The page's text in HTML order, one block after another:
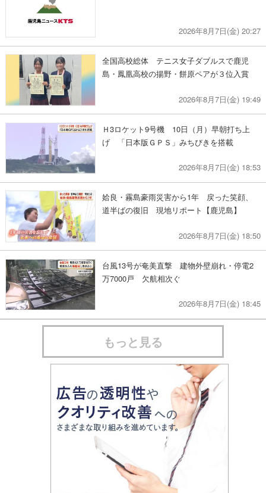
2026年8月7日(金) 20:27
全国高校総体 テニス女子ダブルスで鹿児
島・鳳凰高校の揚野・餅原ペアが３位入賞
2026年8月7日(金) 19:49
Ｈ3ロケット9号機 10日（月）早朝打ち上
げ 「日本版ＧＰＳ」みちびきを搭載
2026年8月7日(金) 18:53
姶良・霧島豪雨災害から1年 戻った笑顔、
道半ばの復旧 現地リポート【鹿児島】
2026年8月7日(金) 18:50
台風13号が奄美直撃 建物外壁崩れ・停電2
万7000戸 欠航相次ぐ
2026年8月7日(金) 18:45
もっと見る